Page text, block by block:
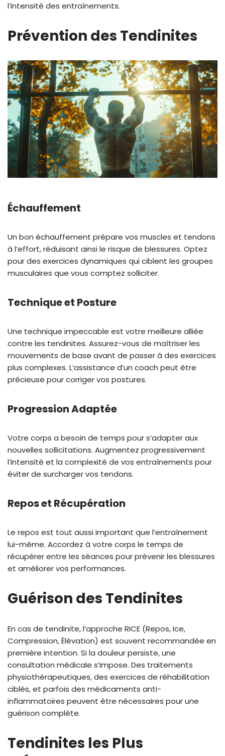
l’intensité des entraînements.
Prévention des Tendinites
Échauffement
Un bon échauffement prépare vos muscles et tendons
à l’effort, réduisant ainsi le risque de blessures. Optez
pour des exercices dynamiques qui ciblent les groupes
musculaires que vous comptez solliciter.
Technique et Posture
Une technique impeccable est votre meilleure alliée
contre les tendinites. Assurez-vous de maîtriser les
mouvements de base avant de passer à des exercices
plus complexes. L’assistance d’un coach peut être
précieuse pour corriger vos postures.
Progression Adaptée
Votre corps a besoin de temps pour s’adapter aux
nouvelles sollicitations. Augmentez progressivement
l’intensité et la complexité de vos entraînements pour
éviter de surcharger vos tendons.
Repos et Récupération
Le repos est tout aussi important que l’entraînement
lui-même. Accordez à votre corps le temps de
récupérer entre les séances pour prévenir les blessures
et améliorer vos performances.
Guérison des Tendinites
En cas de tendinite, l’approche RICE (Repos, Ice,
Compression, Élévation) est souvent recommandée en
première intention. Si la douleur persiste, une
consultation médicale s’impose. Des traitements
physiothérapeutiques, des exercices de réhabilitation
ciblés, et parfois des médicaments anti-
inflammatoires peuvent être nécessaires pour une
guérison complète.
Tendinites les Plus